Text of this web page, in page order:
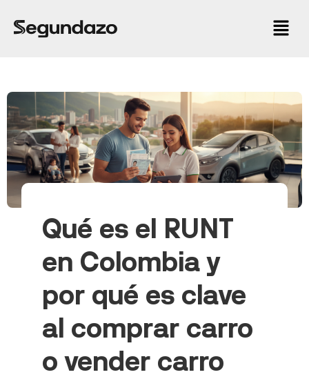
Qué es el RUNT
en Colombia y
por qué es clave
al comprar carro
o vender carro